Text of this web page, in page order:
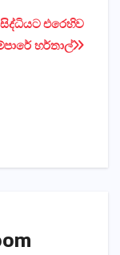
එරෙහිව
හර්තාල්